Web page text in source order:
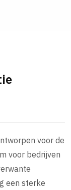
voor de
voor bedrijven
een sterke